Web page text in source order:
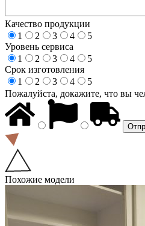
Качество продукции
1
2 3 4
5
Уровень сервиса
1
2 3 4
5
Срок изготовления
1
2 3 4
5
Пожалуйста, докажите, что вы
Похожие модели